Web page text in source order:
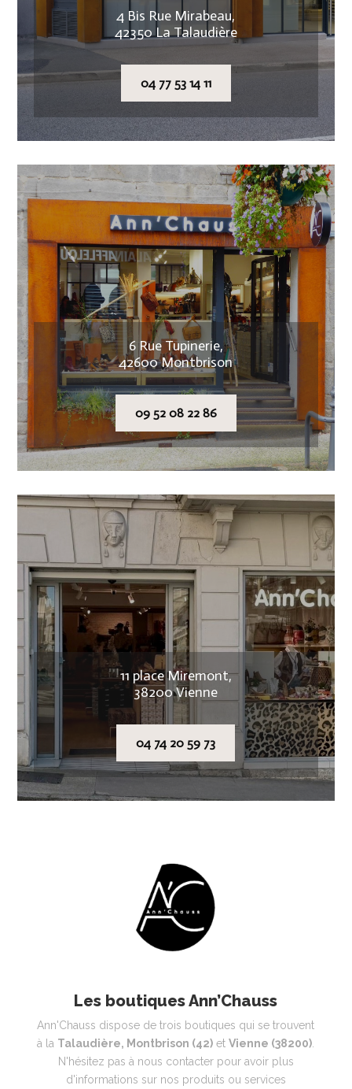
4 Bis Rue Mirabeau,
42350 La Talaudière
04 77 53 14 11
6 Rue Tupinerie,
42600 Montbrison
09 52 08 22 86
11 place Miremont,
38200 Vienne
04 74 20 59 73
Les boutiques Ann’Chauss
Ann'Chauss dispose de trois boutiques qui se trouvent
à la Talaudière, Montbrison (42) etVienne (38200)
N'hésitez pas à nous contacter pour avoir plus
d'informations sur nos produits ou services